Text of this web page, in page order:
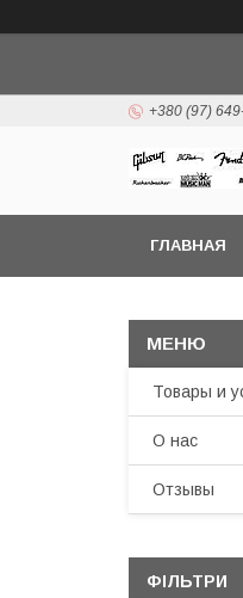
+380 (97)
ГЛАВНАЯ
Товары и
О нас
Отзывы
ФІЛЬТРИ